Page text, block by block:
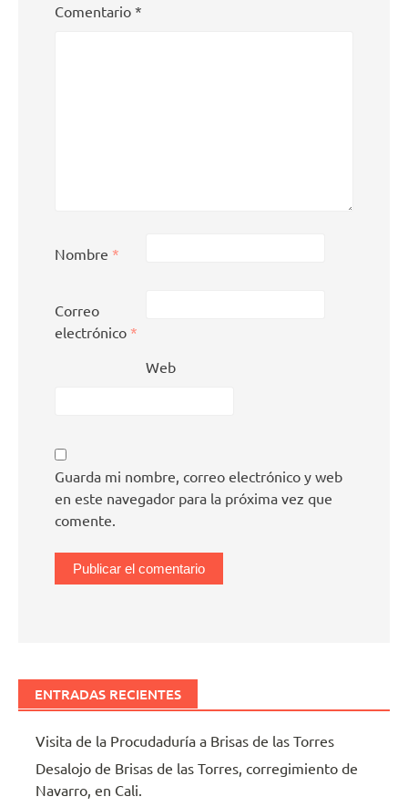
Comentario *
Nombre *
Correo
electrónico *
Web
Guarda mi nombre, correo electrónico y web
en este navegador para la próxima vez que
comente.
ENTRADAS RECIENTES
Visita de la Procudaduría a Brisas de las Torres
Desalojo de Brisas de las Torres, corregimiento de
Navarro, en Cali.